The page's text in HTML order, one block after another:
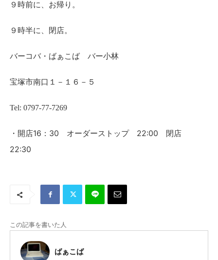
９時前に、お帰り。
９時半に、閉店。
バーコバ・ばぁこば バー小林
宝塚市南口１－１６－５
Tel: 0797-77-7269
・開店16：30 オーダーストップ 22:00 閉店
22:30
この記事を書いた人
ばぁこば